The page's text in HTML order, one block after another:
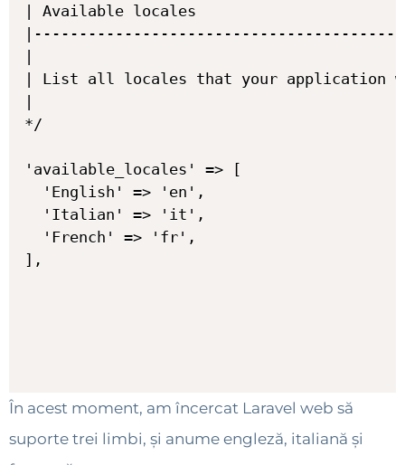
| Available locales
|
| List all locales that your application
|
*/
'available_locales' => [
  'English' => 'en',
  'Italian' => 'it',
  'French' => 'fr',
],
În acest moment, am încercat Laravel web să
suporte trei limbi, și anume engleză, italiană și